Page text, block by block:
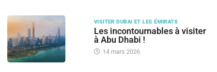
VISITER DUBAI ET LES ÉMIRATS
Les incontournables à visiter
à Abu Dhabi !
14 mars 2026